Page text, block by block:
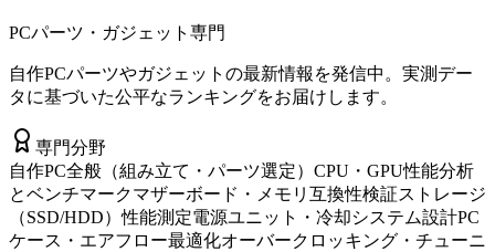
PCパーツ・ガジェット専門
自作PCパーツやガジェットの最新情報を発信中。実測デー
タに基づいた公平なランキングをお届けします。
専門分野
自作PC全般（組み立て・パーツ選定） CPU・GPU性能分析
とベンチマークマザーボード・メモリ互換性検証ストレージ
（SSD/HDD）性能測定電源ユニット・冷却システム設計PC
ケース・エアフロー最適化オーバークロッキング・チューニ